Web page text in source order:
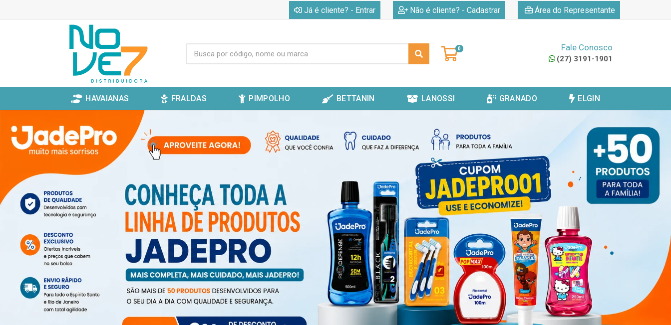
Já é cliente? - Entrar Não é cliente? - Cadastrar Área do Representante
0 Fale Conosco
(27) 3191-1901
HAVAIANAS FRALDAS PIMPOLHO BETTANIN LANOSSI GRANADO ELGIN